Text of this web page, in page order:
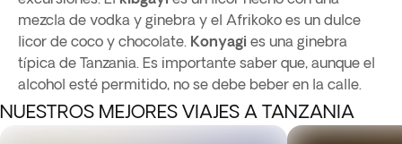
mezcla de vodka y ginebra y el Afrikoko es un dulce
licor de coco y chocolate. Konyagi es una ginebra
típica de Tanzania. Es importante saber que, aunque el
alcohol esté permitido, no se debe beber en la calle.
NUESTROS MEJORES VIAJES A TANZANIA